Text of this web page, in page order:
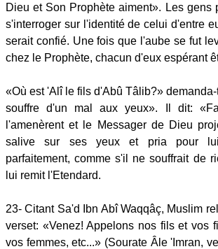
Dieu et Son Prophète aiment». Les gens
s'interroger sur l'identité de celui d'entre
serait confié. Une fois que l'aube se fut
chez le Prophète, chacun d'eux espérant
«Où est 'Alî le fils d'Abû Tâlib?» demanda-
souffre d'un mal aux yeux». Il dit:
l'amenèrent et le Messager de Dieu
salive sur ses yeux et pria pour
parfaitement, comme s'il ne souffrait de
lui remit l'Etendard.
23- Citant Sa'd Ibn Abî Waqqâç, Muslim
verset: «Venez! Appelons nos fils et vos
vos femmes, etc...» (Sourate Âle 'Imran,